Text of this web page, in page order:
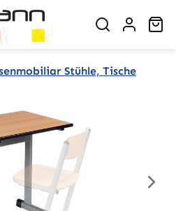
Stühle, Tische